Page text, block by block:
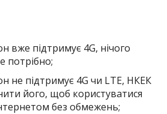
вже підтримує 4G, нічого
потрібно;
не підтримує 4G чи LTE, НКЕК
його, щоб користуватися
без обмежень;